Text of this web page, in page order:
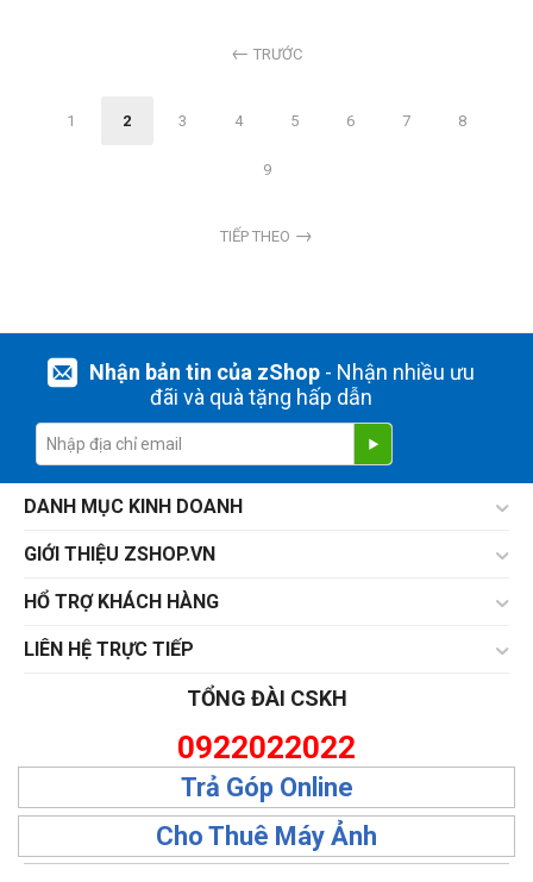
TRƯỚC
1 2 3 4 5 6 7 8
9
TIẾP THEO
Nhận bản tin của zShop- Nhận nhiều ưu
đãi và quà tặng hấp dẫn
DANH MỤC KINH DOANH
GIỚI THIỆU ZSHOP.VN
HỔ TRỢ KHÁCH HÀNG
LIÊN HỆ TRỰC TIẾP
TỔNG ĐÀI CSKH
0922022022
Trả Góp Online
Cho Thuê Máy Ảnh